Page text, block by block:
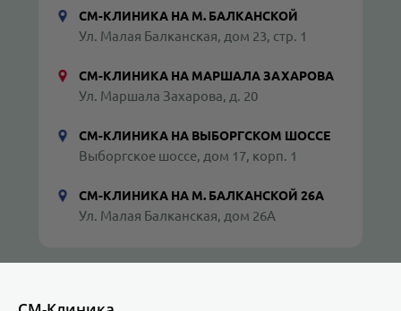
СМ-КЛИНИКА НА М. БАЛКАНСКОЙ
Ул. Малая Балканская, дом 23, стр. 1
СМ-КЛИНИКА НА МАРШАЛА ЗАХАРОВА
Ул. Маршала Захарова, д. 20
СМ-КЛИНИКА НА ВЫБОРГСКОМ ШОССЕ
Выборгское шоссе, дом 17, корп. 1
СМ-КЛИНИКА НА М. БАЛКАНСКОЙ 26А
Ул. Малая Балканская, дом 26А